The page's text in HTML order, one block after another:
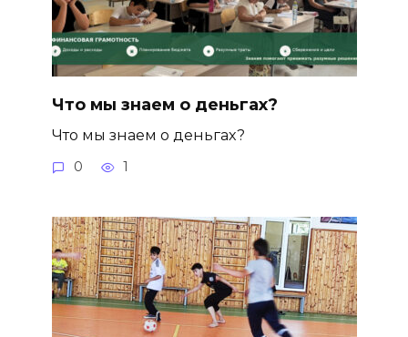
Что мы знаем о деньгах?
Что мы знаем о деньгах?
0 1